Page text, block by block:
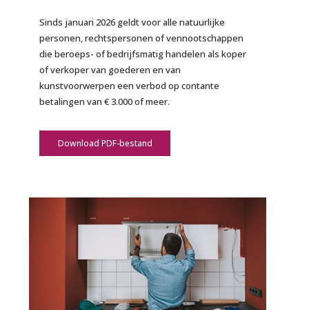
Sinds januari 2026 geldt voor alle natuurlijke
personen, rechtspersonen of vennootschappen
die beroeps- of bedrijfsmatig handelen als koper
of verkoper van goederen en van
kunstvoorwerpen een verbod op contante
betalingen van € 3.000 of meer.
Download PDF-bestand